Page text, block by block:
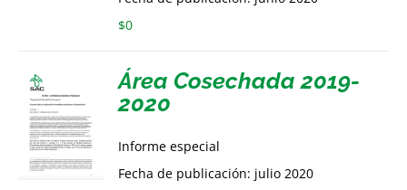
$0
Área Cosechada 2019-
2020
Informe especial
Fecha de publicación: julio 2020